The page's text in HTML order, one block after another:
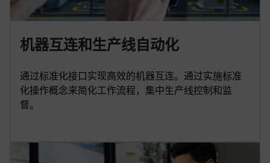
机器互连和生产线自动化
通过标准化接口实现高效的机器互连。通过实施标准
化操作概念来简化工作流程，集中生产线控制和监
督。